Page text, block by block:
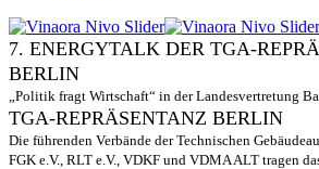
7. ENERGYTALK DER TGA-
BERLIN
„Politik fragt Wirtschaft“ in der Landesvertretung
TGA-REPRÄSENTANZ BERLIN
Die führenden Verbände der Technischen
FGK e.V., RLT e.V., VDKF und VDMA ALT tragen